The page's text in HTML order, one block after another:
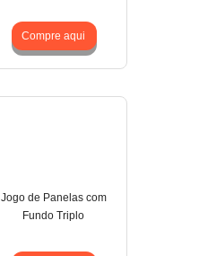
Compre aqui
Jogo de Panelas com
Fundo Triplo